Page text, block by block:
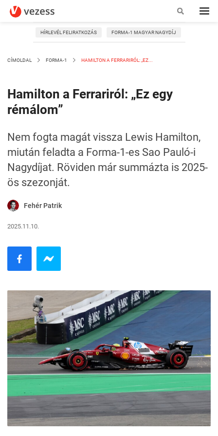
HÍRLEVÉL FELIRATKOZÁS FORMA-1 MAGYAR NAGYDÍJ
CÍMOLDAL FORMA-1 HAMILTON A FERRARIRÓL: „EZ...
Hamilton a Ferrariról: „Ez egy
rémálom”
Nem fogta magát vissza Lewis Hamilton,
miután feladta a Forma-1-es Sao Pauló-i
Nagydíjat. Röviden már summázta is 2025-
ös szezonját.
Fehér Patrik
2025.11.10.